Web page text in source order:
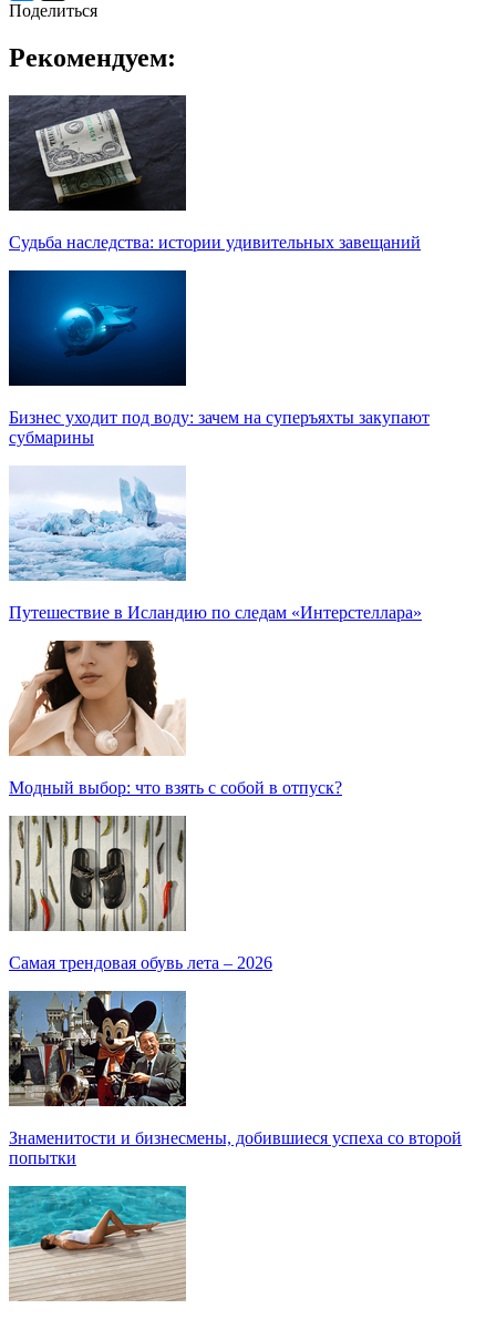
Поделиться
Рекомендуем:
Судьба наследства: истории удивительных завещаний
Бизнес уходит под воду: зачем на суперъяхты закупают
субмарины
Путешествие в Исландию по следам «Интерстеллара»
Модный выбор: что взять с собой в отпуск?
Самая трендовая обувь лета – 2026
Знаменитости и бизнесмены, добившиеся успеха со второй
попытки